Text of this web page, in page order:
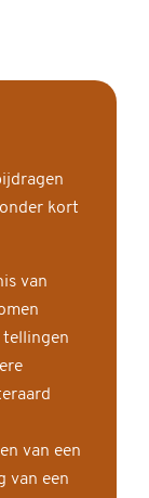
kort
van
tellingen
van een
van een